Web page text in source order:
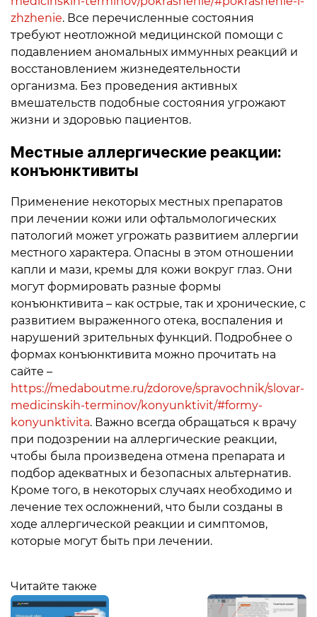
zhzhenie. Все перечисленные состояния
требуют неотложной медицинской помощи с
подавлением аномальных иммунных реакций и
восстановлением жизнедеятельности
организма. Без проведения активных
вмешательств подобные состояния угрожают
жизни и здоровью пациентов.
Местные аллергические реакции:
конъюнктивиты
Применение некоторых местных препаратов
при лечении кожи или офтальмологических
патологий может угрожать развитием аллергии
местного характера. Опасны в этом отношении
капли и мази, кремы для кожи вокруг глаз. Они
могут формировать разные формы
конъюнктивита – как острые, так и хронические, с
развитием выраженного отека, воспаления и
нарушений зрительных функций. Подробнее о
формах конъюнктивита можно прочитать на
сайте –
https://medaboutme.ru/zdorove/spravochnik/slovar-
medicinskih-terminov/konyunktivit/#formy-
konyunktivita. Важно всегда обращаться к врачу
при подозрении на аллергические реакции,
чтобы была произведена отмена препарата и
подбор адекватных и безопасных альтернатив.
Кроме того, в некоторых случаях необходимо и
лечение тех осложнений, что были созданы в
ходе аллергической реакции и симптомов,
которые могут быть при лечении.
Читайте также